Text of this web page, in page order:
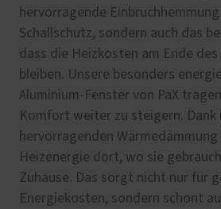
hervorragende
Schallschutz, sondern auch das
dass die Heizkosten am Ende
bleiben. Unsere besonders
Aluminium-Fenster von PaX
Komfort weiter zu steigern. Dank
hervorragenden
Heizenergie dort, wo sie
Zuhause. Das sorgt nicht nur für
Energiekosten, sondern schont